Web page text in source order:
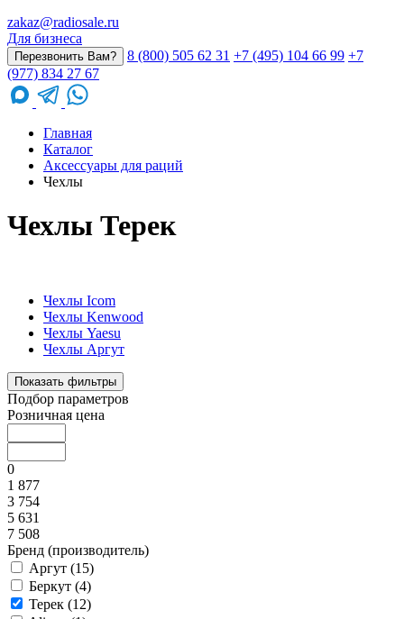
zakaz@radiosale.ru
Для бизнеса
Перезвонить Вам? 8 (800) 505 62 31 +7 (495) 104 66 99 +7
(977) 834 27 67
Главная
Каталог
Аксессуары для раций
Чехлы
Чехлы Терек
Чехлы Icom
Чехлы Kenwood
Чехлы Yaesu
Чехлы Аргут
Показать фильтры
Подбор параметров
Розничная цена
0
1 877
3 754
5 631
7 508
Бренд (производитель)
Аргут (15)
Беркут (4)
Терек (12)